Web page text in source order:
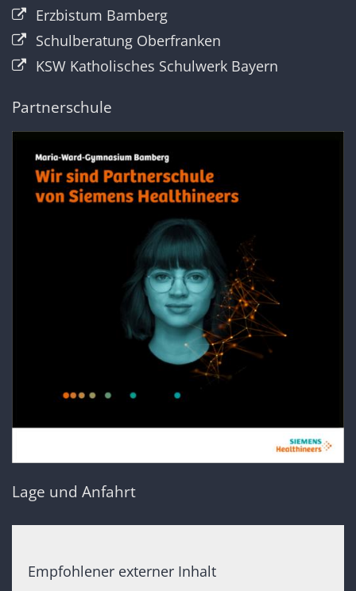
Erzbistum Bamberg
Schulberatung Oberfranken
KSW Katholisches Schulwerk Bayern
Partnerschule
Lage und Anfahrt
Empfohlener externer Inhalt